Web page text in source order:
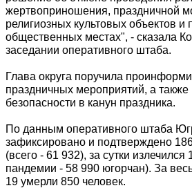
жертвоприношения, праздничной
религиозных культовых объектов
общественных местах", - сказала
заседании оперативного штаба.
Глава округа поручила
праздничных мероприятий, а
безопасности в канун праздника.
По данным оперативного штаба
зафиксировано и подтверждено
(всего - 61 932), за сутки
пандемии - 58 990 югорчан). За
19 умерли 850 человек.